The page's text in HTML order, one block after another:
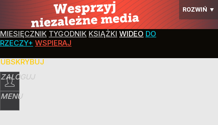
ROZWIŃ ▼
MIESIĘCZNIK TYGODNIK KSIĄŻKI WIDEO DO
RZECZY+ WSPIERAJ
ZALOGUJ
MENU